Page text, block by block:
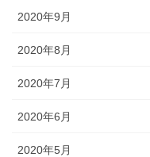
2020年9月
2020年8月
2020年7月
2020年6月
2020年5月